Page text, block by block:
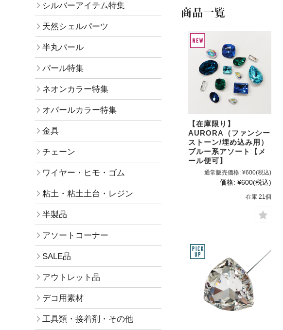
商品一覧
【在庫限り】
AURORA（ファンシー
ストーン/埋め込み用）
ブルー系アソート【メ
ール便可】
通常販売価格: ¥600(税込)
価格: ¥600(税込)
在庫 21個
シルバーアイテム特集
天然シェルパーツ
半丸パール
パール特集
ネオンカラー特集
オパールカラー特集
金具
チェーン
ワイヤー・ヒモ・ゴム
粘土・粘土土台・レジン
半製品
アソートコーナー
SALE品
アウトレット品
デコ用素材
工具類・接着剤・その他